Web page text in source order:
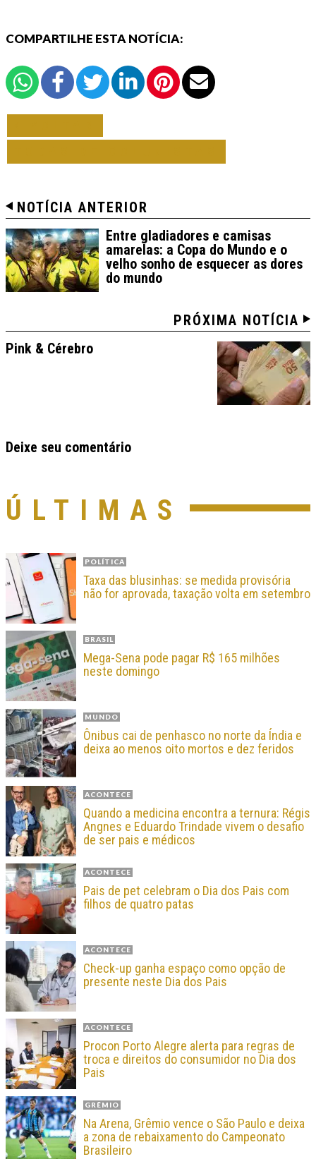
COMPARTILHE ESTA NOTÍCIA:
NOTÍCIA ANTERIOR
Entre gladiadores e camisas
amarelas: a Copa do Mundo e o
velho sonho de esquecer as dores
do mundo
PRÓXIMA NOTÍCIA
Pink & Cérebro
Deixe seu comentário
ÚLTIMAS
POLÍTICA
Taxa das blusinhas: se medida provisória
não for aprovada, taxação volta em setembro
BRASIL
Mega-Sena pode pagar R$ 165 milhões
neste domingo
MUNDO
Ônibus cai de penhasco no norte da Índia e
deixa ao menos oito mortos e dez feridos
ACONTECE
Quando a medicina encontra a ternura: Régis
Angnes e Eduardo Trindade vivem o desafio
de ser pais e médicos
ACONTECE
Pais de pet celebram o Dia dos Pais com
filhos de quatro patas
ACONTECE
Check-up ganha espaço como opção de
presente neste Dia dos Pais
ACONTECE
Procon Porto Alegre alerta para regras de
troca e direitos do consumidor no Dia dos
Pais
GRÊMIO
Na Arena, Grêmio vence o São Paulo e deixa
a zona de rebaixamento do Campeonato
Brasileiro